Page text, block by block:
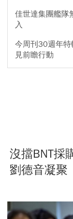
佳世達集團艦隊
入
今周刊30週年
見前瞻行動
沒擋BNT採
劉德音凝聚